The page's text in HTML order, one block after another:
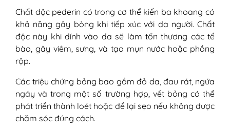
8. Bỏng kiến ba khoang có thể gây
tổn thương ở mắt không?
Chất độc pederin có trong cơ thể kiến ba khoang có
khả năng gây bỏng khi tiếp xúc với da người. Chất
độc này khi dính vào da sẽ làm tổn thương các tế
bào, gây viêm, sưng, và tạo mụn nước hoặc phồng
rộp.
Các triệu chứng bỏng bao gồm đỏ da, đau rát, ngứa
ngáy và trong một số trường hợp, vết bỏng có thể
phát triển thành loét hoặc để lại sẹo nếu không được
chăm sóc đúng cách.